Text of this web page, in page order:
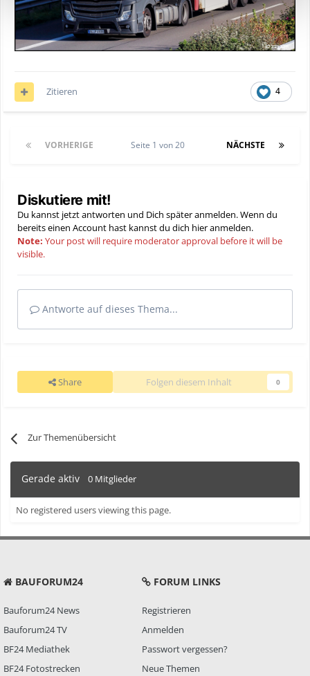
4
Zitieren
VORHERIGE NÄCHSTE
Seite 1 von 20
Diskutiere mit!
Du kannst jetzt antworten und Dich später anmelden. Wenn du
bereits einen Account hast kannst du dich hieranmelden.
Note: Your post will require moderator approval before it will be
visible.
Antworte auf dieses Thema...
Share Folgen diesem Inhalt 0
Zur Themenübersicht
Gerade aktiv 0 Mitglieder
No registered users viewing this page.
BAUFORUM24
Bauforum24 News
Bauforum24 TV
BF24 Mediathek
BF24 Fotostrecken
FORUM LINKS
Registrieren
Anmelden
Passwort vergessen?
Neue Themen